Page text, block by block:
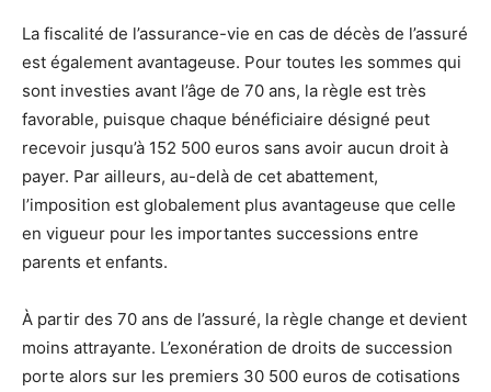
La fiscalité de l’assurance-vie en cas de décès de l’assuré
est également avantageuse. Pour toutes les sommes qui
sont investies avant l’âge de 70 ans, la règle est très
favorable, puisque chaque bénéficiaire désigné peut
recevoir jusqu’à 152 500 euros sans avoir aucun droit à
payer. Par ailleurs, au-delà de cet abattement,
l’imposition est globalement plus avantageuse que celle
en vigueur pour les importantes successions entre
parents et enfants.
À partir des 70 ans de l’assuré, la règle change et devient
moins attrayante. L’exonération de droits de succession
porte alors sur les premiers 30 500 euros de cotisations